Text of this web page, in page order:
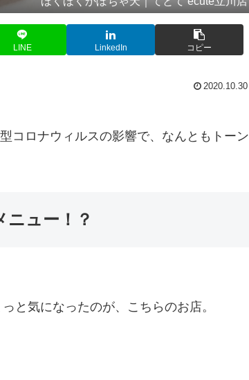
LINE LinkedIn コピー
2020.10.30
コロナウィルスの影響で、なんともトーン
ニュー！？
と気になったのが、こちらのお店。